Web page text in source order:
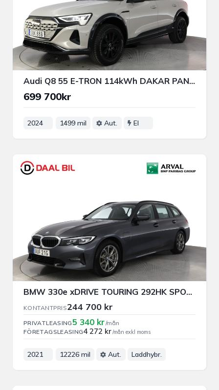
Audi Q8 55 E-TRON 114kWh DAKAR PANO B&O-3D LUFT DRAG HUD MOMS
699 700kr
2024 1499 mil Aut. El
BMW 330e xDRIVE TOURING 292HK SPORT LINE DRAG NAVI NFC VÄRMARE
KONTANTPRIS244 700 kr
PRIVATLEASING5 340 kr/mån
FÖRETAGSLEASING4 272 kr/mån exkl moms
2021 12226 mil Aut. Laddhybr.